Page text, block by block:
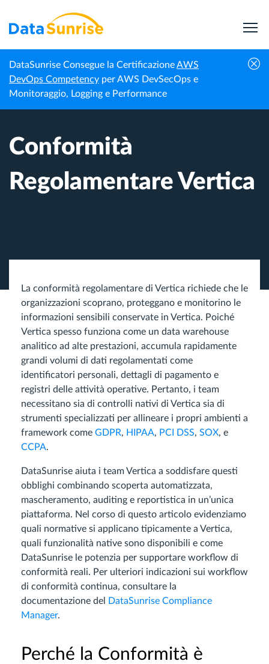
DataSunrise Consegue la CertificazioneAWS
DevOps Competency per AWS DevSecOps e
Monitoraggio, Logging e Performance
Homepage Centro di Conoscenza Conformità Regolamentare Vertica
Conformità
Regolamentare Vertica
La conformità regolamentare di Vertica richiede che le
organizzazioni scoprano, proteggano e monitorino le
informazioni sensibili conservate in Vertica. Poiché
Vertica spesso funziona come un data warehouse
analitico ad alte prestazioni, accumula rapidamente
grandi volumi di dati regolamentati come
identificatori personali, dettagli di pagamento e
registri delle attività operative. Pertanto, i team
necessitano sia di controlli nativi di Vertica sia di
strumenti specializzati per allineare i propri ambienti a
framework come GDPR, HIPAA, PCI DSS, SOX, e
CCPA.
DataSunrise aiuta i team Vertica a soddisfare questi
obblighi combinando scoperta automatizzata,
mascheramento, auditing e reportistica in un’unica
piattaforma. Nel corso di questo articolo evidenziamo
quali normative si applicano tipicamente a Vertica,
quali funzionalità native sono disponibili e come
DataSunrise le potenzia per supportare workflow di
conformità reali. Per ulteriori indicazioni sui workflow
di conformità continua, consultare la
documentazione del
DataSunrise Compliance
Manager.
Perché la Conformità è